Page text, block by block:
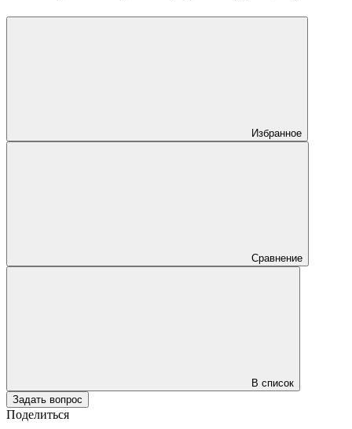
Избранное
Сравнение
В список
Задать вопрос
Поделиться